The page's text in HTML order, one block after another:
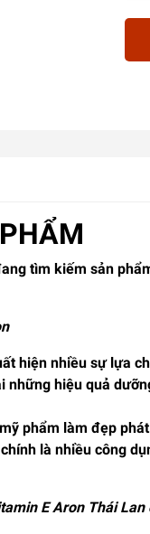
tìm kiếm sản
hiện nhiều sự lựa
những hiệu quả
phẩm làm đẹp
là nhiều công
E Aron Thái Lan